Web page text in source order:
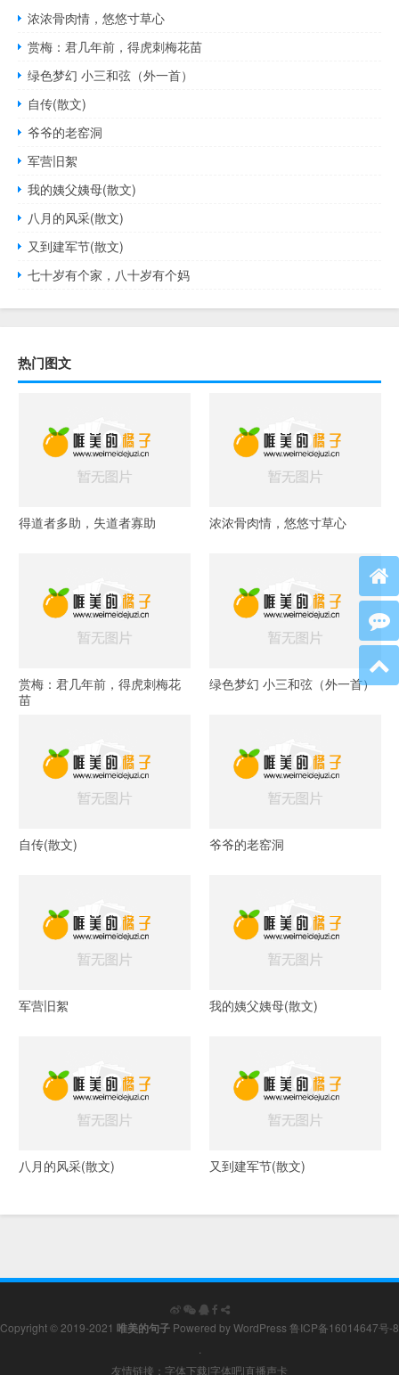
浓浓骨肉情，悠悠寸草心
赏梅：君几年前，得虎刺梅花苗
绿色梦幻 小三和弦（外一首）
自传(散文)
爷爷的老窑洞
军营旧絮
我的姨父姨母(散文)
八月的风采(散文)
又到建军节(散文)
七十岁有个家，八十岁有个妈
热门图文
得道者多助，失道者寡助 浓浓骨肉情，悠悠寸草心
赏梅：君几年前，得虎刺梅花
苗
绿色梦幻 小三和弦（外一首）
自传(散文) 爷爷的老窑洞
军营旧絮 我的姨父姨母(散文)
八月的风采(散文) 又到建军节(散文)
Copyright © 2019-2021 唯美的句子 Powered byWordPress鲁ICP备16014647号-8
友情链接： 字体下载|字体吧|直播声卡